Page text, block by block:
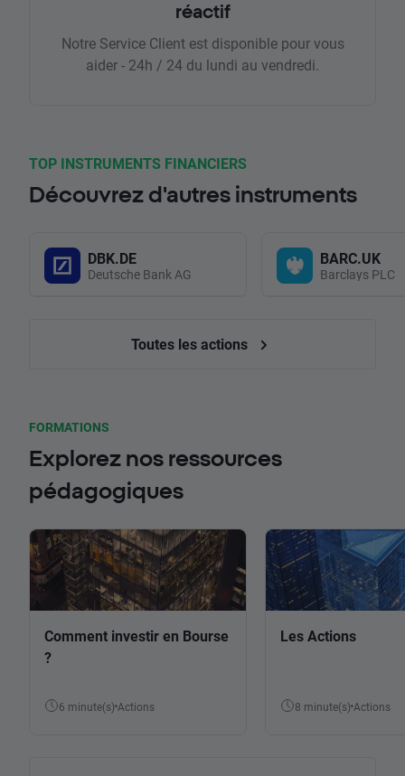
réactif
Notre Service Client est disponible pour vous
aider - 24h / 24 du lundi au vendredi.
TOP INSTRUMENTS FINANCIERS
Découvrez d'autres instruments
DBK.DE
Deutsche Bank AG
BARC.UK
Barclays PLC
Toutes les actions
FORMATIONS
Explorez nos ressources
pédagogiques
Comment investir en Bourse
?
6 minute(s) Actions
Les Actions
8 minute(s) Actions